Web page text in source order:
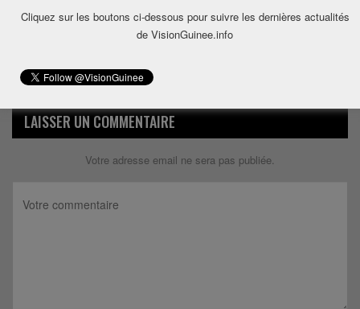
Alkaly SoumahDit 7 ans depuis
merci pour tous les efforts monsieur le ministre
LAISSER UN COMMENTAIRE
Votre adresse email ne sera pas publiée.
Cliquez sur les boutons ci-dessous pour suivre les dernières actualités
de VisionGuinee.info